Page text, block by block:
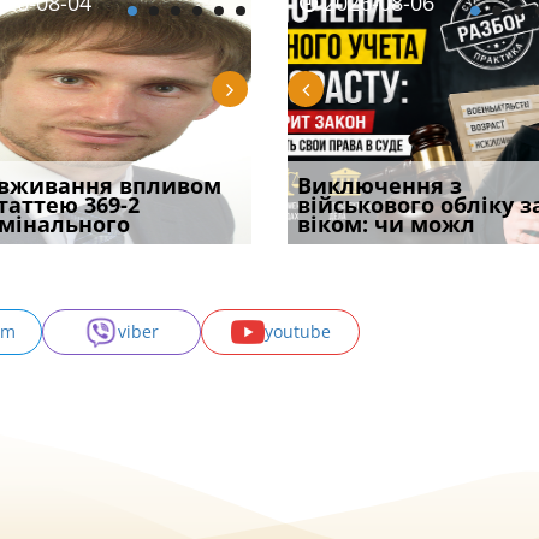
встановив для
шкоди
Документи, на яких не
проставляється
апостиль: пер
впливом
369-2
Переоформлення
відстрочки за іншою
підставою: нов
захисту у
я
Виключення з
військового обліку
віком: чи можл
Восьмий ААС
підтвердив, що
може скас
viber youtube